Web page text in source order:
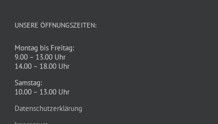
UNSERE ÖFFNUNGSZEITEN:
Montag bis Freitag:
9.00 – 13.00 Uhr
14.00 – 18.00 Uhr
Samstag:
10.00 – 13.00 Uhr
Datenschutzerklärung